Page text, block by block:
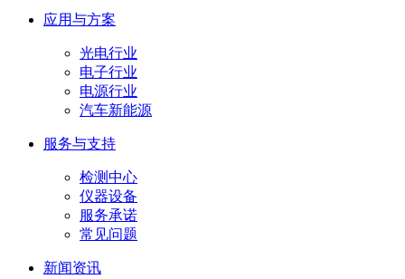
应用与方案
光电行业
电子行业
电源行业
汽车新能源
服务与支持
检测中心
仪器设备
服务承诺
常见问题
新闻资讯